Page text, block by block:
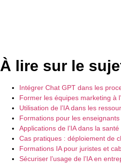
À lire sur le
Intégrer Chat GPT dans les
Former les équipes marketing à
Utilisation de l’IA dans les
Formations pour les enseignants
Applications de l’IA dans la
Cas pratiques : déploiement de
Formations IA pour juristes et
Sécuriser l’usage de l’IA en